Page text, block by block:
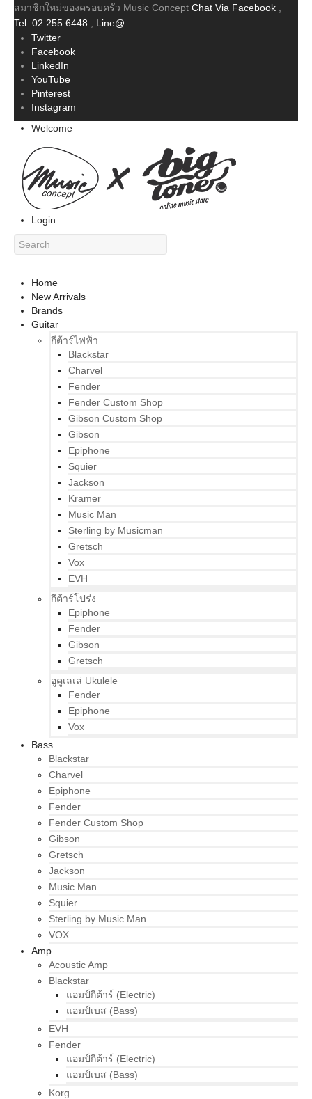
สมาชิกใหม่ของครอบครัว Music Concept Chat Via Facebook
Tel: 02 255 6448
Line@
Twitter
Facebook
LinkedIn
YouTube
Pinterest
Instagram
Welcome
Login
Home
New Arrivals
Brands
Guitar
กีต้าร์ไฟฟ้า
Blackstar
Charvel
Fender
Fender Custom Shop
Gibson Custom Shop
Gibson
Epiphone
Squier
Jackson
Kramer
Music Man
Sterling by Musicman
Gretsch
Vox
EVH
กีต้าร์โปร่ง
Epiphone
Fender
Gibson
Gretsch
อูคูเลเล่ Ukulele
Fender
Epiphone
Vox
Bass
Blackstar
Charvel
Epiphone
Fender
Fender Custom Shop
Gibson
Gretsch
Jackson
Music Man
Squier
Sterling by Music Man
VOX
Amp
Acoustic Amp
Blackstar
แอมป์กีต้าร์ (Electric)
แอมป์เบส (Bass)
EVH
Fender
แอมป์กีต้าร์ (Electric)
แอมป์เบส (Bass)
Korg